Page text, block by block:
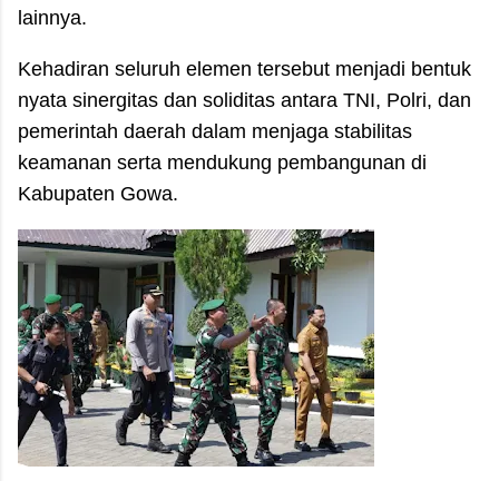
lainnya.
Kehadiran seluruh elemen tersebut menjadi bentuk
nyata sinergitas dan soliditas antara TNI, Polri, dan
pemerintah daerah dalam menjaga stabilitas
keamanan serta mendukung pembangunan di
Kabupaten Gowa.